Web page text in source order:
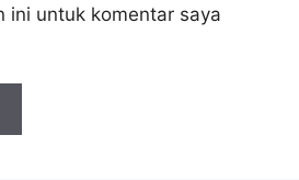
ini untuk komentar saya